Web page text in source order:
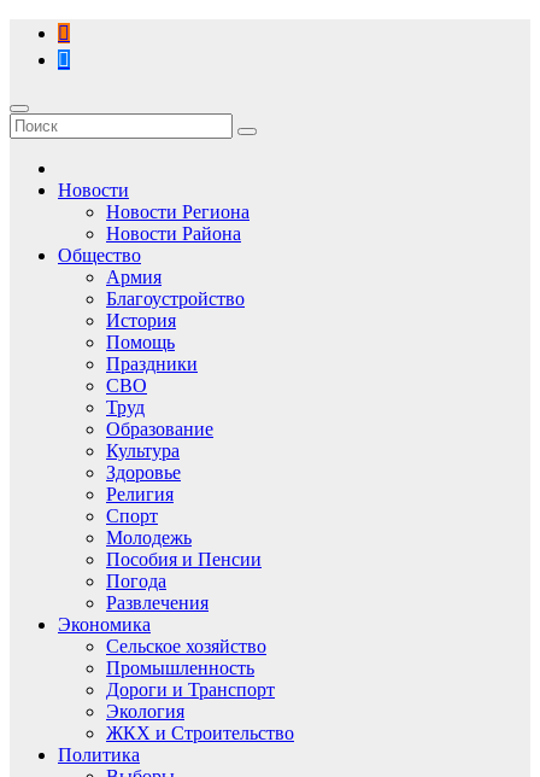
Перейти
содержимому
Новости
Новости Региона
Новости Района
Общество
Армия
Благоустройство
История
Помощь
Праздники
СВО
Труд
Образование
Культура
Здоровье
Религия
Спорт
Молодежь
Пособия и Пенсии
Погода
Развлечения
Экономика
Сельское хозяйство
Промышленность
Дороги и Транспорт
Экология
ЖКХ и Строительство
Политика